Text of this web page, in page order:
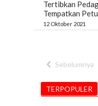
Tertibkan
Tempatkan
12 Oktober 2021
Sebelumnya
TERPOPULER